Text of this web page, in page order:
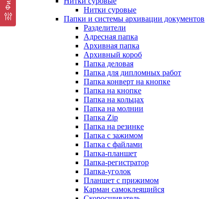
Нитки суровые
Папки и системы архивации документов
Разделители
Адресная папка
Архивная папка
Архивный короб
Папка деловая
Папка для дипломных работ
Папка конверт на кнопке
Папка на кнопке
Папка на кольцах
Папка на молнии
Папка Zip
Папка на резинке
Папка с зажимом
Папка с файлами
Папка-планшет
Папка-регистратор
Папка-уголок
Планшет с прижимом
Карман самоклеящийся